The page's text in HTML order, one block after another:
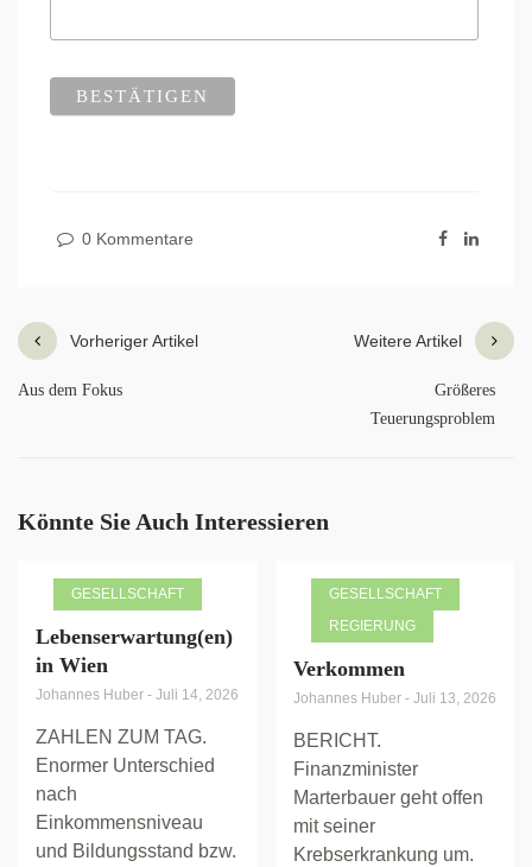
0 Kommentare
Vorheriger Artikel
Aus dem Fokus
Weitere Artikel
Größeres
Teuerungsproblem
Könnte Sie Auch Interessieren
GESELLSCHAFT
Lebenserwartung(en)
in Wien
Johannes Huber - Juli 14, 2026
ZAHLEN ZUM TAG.
Enormer Unterschied
nach
Einkommensniveau
und Bildungsstand bzw.
GESELLSCHAFT
REGIERUNG
Verkommen
Johannes Huber - Juli 13, 2026
BERICHT.
Finanzminister
Marterbauer geht offen
mit seiner
Krebserkrankung um.